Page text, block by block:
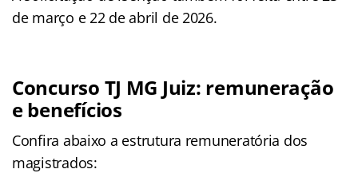
de março e 22 de abril de 2026.
Concurso TJ MG Juiz: remuneração
e benefícios
Confira abaixo a estrutura remuneratória dos
magistrados: